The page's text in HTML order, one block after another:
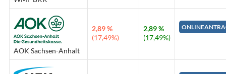
AOK Sachsen-Anhalt
2,89 %
(17,49%)
2,89 %
(17,49%)